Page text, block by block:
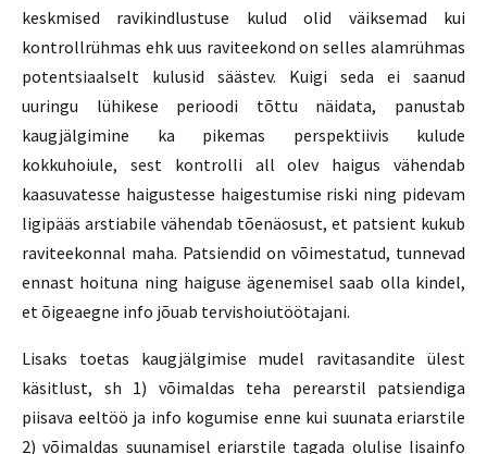
keskmised ravikindlustuse kulud olid väiksemad kui
kontrollrühmas ehk uus raviteekond on selles alamrühmas
potentsiaalselt kulusid säästev. Kuigi seda ei saanud
uuringu lühikese perioodi tõttu näidata, panustab
kaugjälgimine ka pikemas perspektiivis kulude
kokkuhoiule, sest kontrolli all olev haigus vähendab
kaasuvatesse haigustesse haigestumise riski ning pidevam
ligipääs arstiabile vähendab tõenäosust, et patsient kukub
raviteekonnal maha. Patsiendid on võimestatud, tunnevad
ennast hoituna ning haiguse ägenemisel saab olla kindel,
et õigeaegne info jõuab tervishoiutöötajani.
Lisaks toetas kaugjälgimise mudel ravitasandite ülest
käsitlust, sh 1) võimaldas teha perearstil patsiendiga
piisava eeltöö ja info kogumise enne kui suunata eriarstile
2) võimaldas suunamisel eriarstile tagada olulise lisainfo